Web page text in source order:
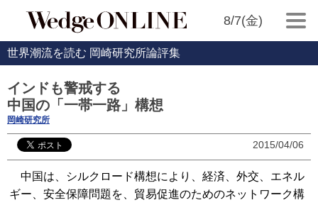
8/7(金)
世界潮流を読む 岡崎研究所論評集
インドも警戒する
中国の「一帯一路」構想
岡崎研究所
2015/04/06
中国は、シルクロード構想により、経済、外交、エネル
ギー、安全保障問題を、貿易促進のためのネットワーク構